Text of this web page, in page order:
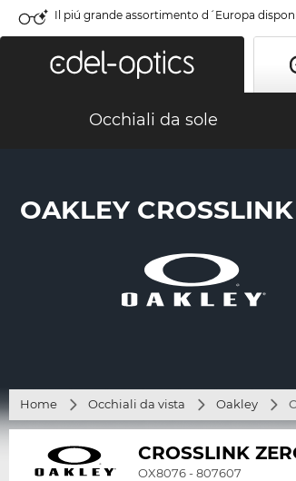
Il piú grande assortimento d´Europa
Occhiali da sole
OAKLEY
Home Occhiali da vista Oakley
CROSSLINK
OX8076 - 807607